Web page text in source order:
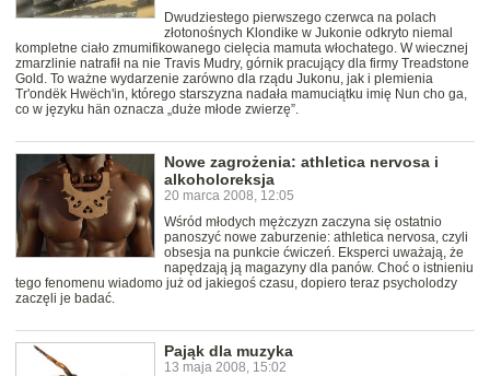
Dwudziestego pierwszego czerwca na polach
złotonośnych Klondike w Jukonie odkryto niemal
kompletne ciało zmumifikowanego cielęcia mamuta włochatego. W wiecznej
zmarzlinie natrafił na nie Travis Mudry, górnik pracujący dla firmy Treadstone
Gold. To ważne wydarzenie zarówno dla rządu Jukonu, jak i plemienia
Tr'ondëk Hwëch'in, którego starszyzna nadała mamuciątku imię Nun cho ga,
co w języku hän oznacza „duże młode zwierzę”.
Nowe zagrożenia: athletica nervosa i
alkoholoreksja
20 marca 2008, 12:05
Wśród młodych mężczyzn zaczyna się ostatnio
panoszyć nowe zaburzenie: athletica nervosa, czyli
obsesja na punkcie ćwiczeń. Eksperci uważają, że
napędzają ją magazyny dla panów. Choć o istnieniu
tego fenomenu wiadomo już od jakiegoś czasu, dopiero teraz psycholodzy
zaczęli je badać.
Pająk dla muzyka
13 maja 2008, 15:02